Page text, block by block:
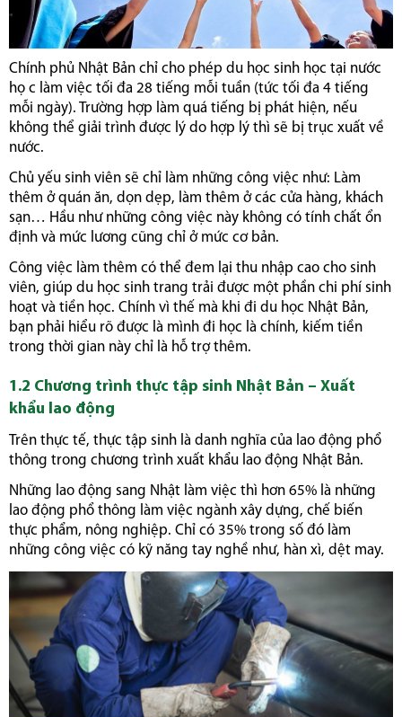
Chính phủ Nhật Bản chỉ cho phép du học sinh học tại nước
họ c làm việc tối đa 28 tiếng mỗi tuần (tức tối đa 4 tiếng
mỗi ngày). Trường hợp làm quá tiếng bị phát hiện, nếu
không thể giải trình được lý do hợp lý thì sẽ bị trục xuất về
nước.
Chủ yếu sinh viên sẽ chỉ làm những công việc như: Làm
thêm ở quán ăn, dọn dẹp, làm thêm ở các cửa hàng, khách
sạn… Hầu như những công việc này không có tính chất ổn
định và mức lương cũng chỉ ở mức cơ bản.
Công việc làm thêm có thể đem lại thu nhập cao cho sinh
viên, giúp du học sinh trang trải được một phần chi phí sinh
hoạt và tiền học. Chính vì thế mà khi đi du học Nhật Bản,
bạn phải hiểu rõ được là mình đi học là chính, kiếm tiền
trong thời gian này chỉ là hỗ trợ thêm.
1.2 Chương trình thực tập sinh Nhật Bản – Xuất
khẩu lao động
Trên thực tế, thực tập sinh là danh nghĩa của lao động phổ
thông trong chương trình xuất khẩu lao động Nhật Bản.
Những lao động sang Nhật làm việc thì hơn 65% là những
lao động phổ thông làm việc ngành xây dựng, chế biến
thực phẩm, nông nghiệp. Chỉ có 35% trong số đó làm
những công việc có kỹ năng tay nghề như, hàn xì, dệt may.